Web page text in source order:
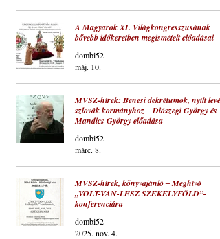
A Magyarok XI. Világkongresszusának
bővebb időkeretben megismételt előadásai
dombi52
máj. 10.
MVSZ-hírek: Benesi dekrétumok, nyílt levél
szlovák kormányhoz ‒ Diószegi György és
Mandics György előadása
dombi52
márc. 8.
MVSZ-hírek, könyvajánló ‒ Meghívó
„VOLT-VAN-LESZ SZÉKELYFÖLD”-
konferenciára
dombi52
2025. nov. 4.